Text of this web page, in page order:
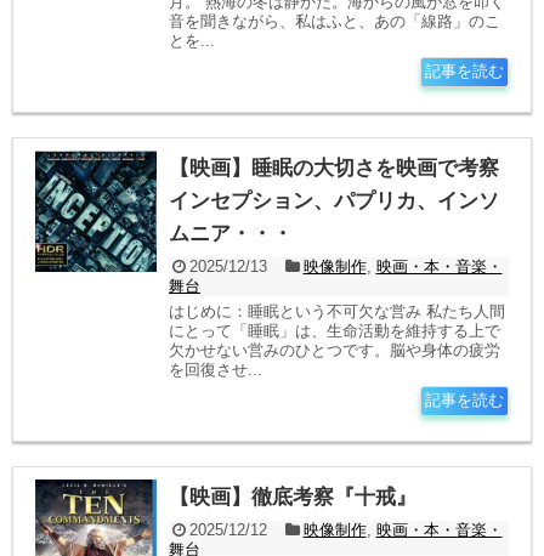
音を聞きながら、私はふと、あの「線路」のこ
とを...
記事を読む
【映画】睡眠の大切さを映画で考察
インセプション、パプリカ、インソ
ムニア・・・
2025/12/13 映像制作, 映画・本・音楽・
舞台
はじめに：睡眠という不可欠な営み 私たち人間
にとって「睡眠」は、生命活動を維持する上で
欠かせない営みのひとつです。脳や身体の疲労
を回復させ...
記事を読む
【映画】徹底考察『十戒』
2025/12/12 映像制作, 映画・本・音楽・
舞台